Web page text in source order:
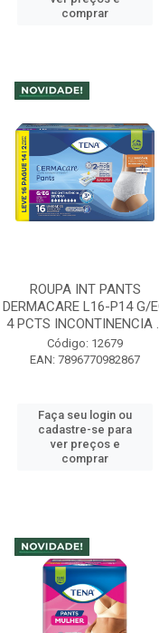
comprar
ROUPA INT PANTS
DERMACARE L16-P14 G/
4 PCTS INCONTINENCIA
Código: 12679
EAN: 7896770982867
Faça seu login ou
cadastre-se para
ver preços e
comprar